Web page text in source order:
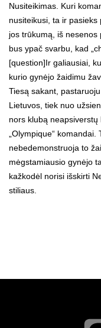
Nusiteikimas. Kuri
nusiteikusi, ta ir
jos trūkumą, iš
bus ypač svarbu, kad
[question]Ir galiausiai,
kurio gynėjo žaidimu
Tiesą sakant,
Lietuvos, tiek nuo
nors klubą
„Olympique“
nebedemonstruoja to
mėgstamiausio gynėjo
kažkodėl norisi išskirti
stiliaus.